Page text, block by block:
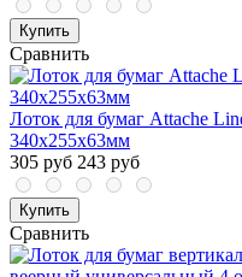
Купить
Сравнить
Лоток для бумаг Attache
340х255х63мм
305 руб 243 руб
Купить
Сравнить